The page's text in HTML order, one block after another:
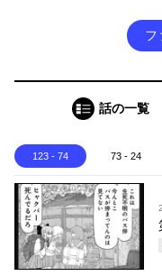
フ
話の一覧
123 - 74 73 - 24